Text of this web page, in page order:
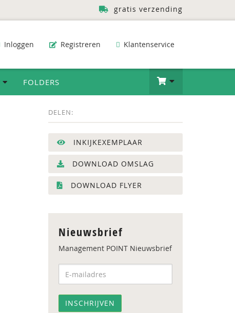
gratis verzending
Inloggen Registreren Klantenservice
FOLDERS
DELEN:
INKIJKEXEMPLAAR
DOWNLOAD OMSLAG
DOWNLOAD FLYER
Nieuwsbrief
Management POINT Nieuwsbrief